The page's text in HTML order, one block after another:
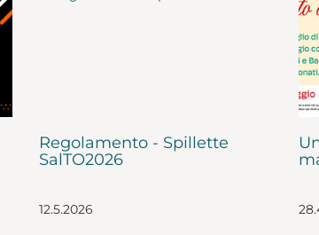
Regolamento - Spillette
SalTO2026
12.5.2026